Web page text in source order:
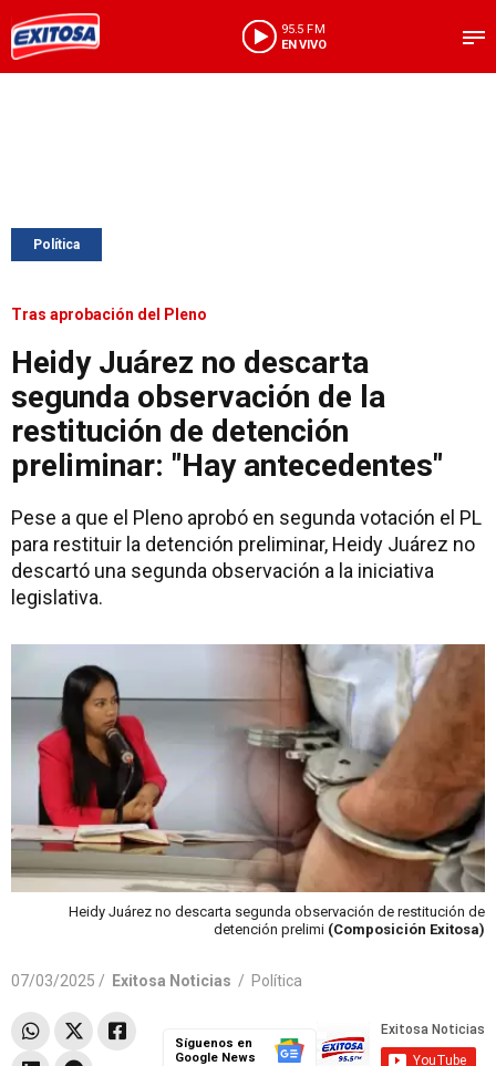
95.5 FM
EN VIVO
Política
Tras aprobación del Pleno
Heidy Juárez no descarta
segunda observación de la
restitución de detención
preliminar: "Hay antecedentes"
Pese a que el Pleno aprobó en segunda votación el PL
para restituir la detención preliminar, Heidy Juárez no
descartó una segunda observación a la iniciativa
legislativa.
Heidy Juárez no descarta segunda observación de restitución de
detención prelimi (Composición Exitosa)
07/03/2025 / Exitosa Noticias / Política
Síguenos en
Google News